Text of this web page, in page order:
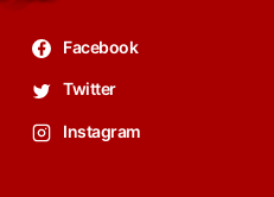
Facebook
Twitter
Instagram